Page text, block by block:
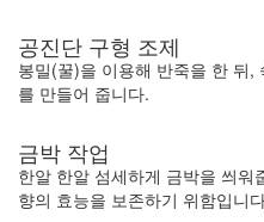
공진단 구형 조제
봉밀(꿀)을 이용해 반죽을 한 뒤,
를 만들어 줍니다.
금박 작업
한알 한알 섬세하게 금박을 씌워
향의 효능을 보존하기 위함입니